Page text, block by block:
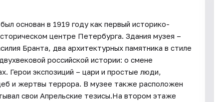
основан в 1919 году как первый историко-
центре Петербурга. Здания музея –
Бранта, два архитектурных памятника в стиле
российской истории: о смене
Герои экспозиций – цари и простые люди,
и жертвы террора. В музее также расположен
свои Апрельские тезисы.На втором этаже